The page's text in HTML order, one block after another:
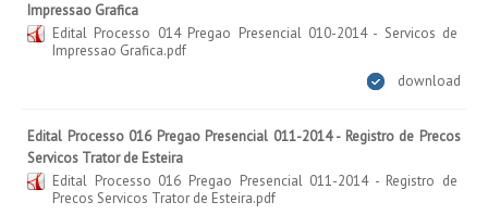
Impressao Grafica
Edital Processo 014 Pregao Presencial 010-2014 - Servicos de
Impressao Grafica.pdf
download
Edital Processo 016 Pregao Presencial 011-2014 - Registro de Precos
Servicos Trator de Esteira
Edital Processo 016 Pregao Presencial 011-2014 - Registro de
Precos Servicos Trator de Esteira.pdf